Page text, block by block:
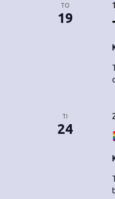
TO
19
TI
24